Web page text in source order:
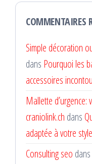
COMMENTAIRES
Simple décoration
dans Pourquoi les
accessoires
Mallette
craniolink.ch dans
adaptée à votre
Consulting seo dans